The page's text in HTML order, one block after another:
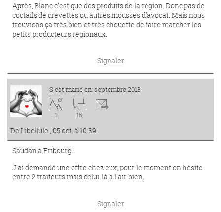
Après, Blanc c'est que des produits de la région. Donc pas de
coctails de crevettes ou autres mousses d'avocat. Mais nous
trouvions ça très bien et très chouette de faire marcher les
petits producteurs régionaux.
Signaler
S'est marié en: septembre 2013
1 15
De Libellule , 05 oct. à 10:39
Saudan à Fribourg !
J'ai demandé une offre chez eux, pour le moment on hésite
entre 2 traiteurs mais celui-là a l'air bien.
Signaler